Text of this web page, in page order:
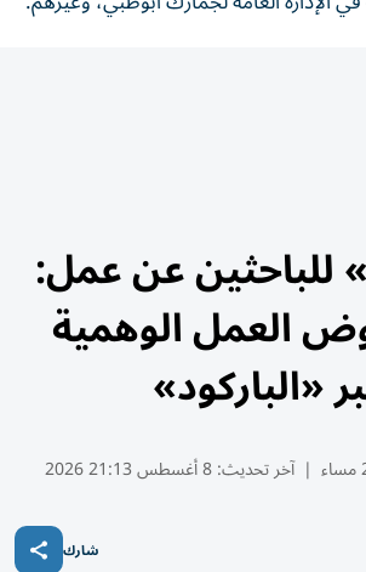
للباحثين عن عمل:
العمل الوهمية
«الباركود»
| آخر تحديث:8 أغسطس 21:13 2026
شارك